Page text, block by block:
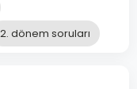
2. dönem soruları